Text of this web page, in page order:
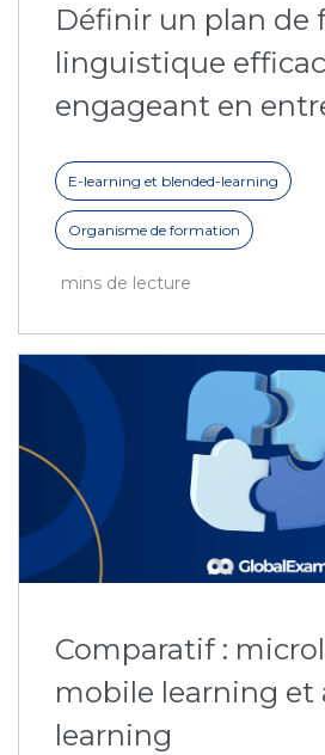
Définir un plan de
linguistique
engageant en
E-learning et blended-learning
Organisme de formation
mins de lecture
Comparatif :
mobile learning et
learning